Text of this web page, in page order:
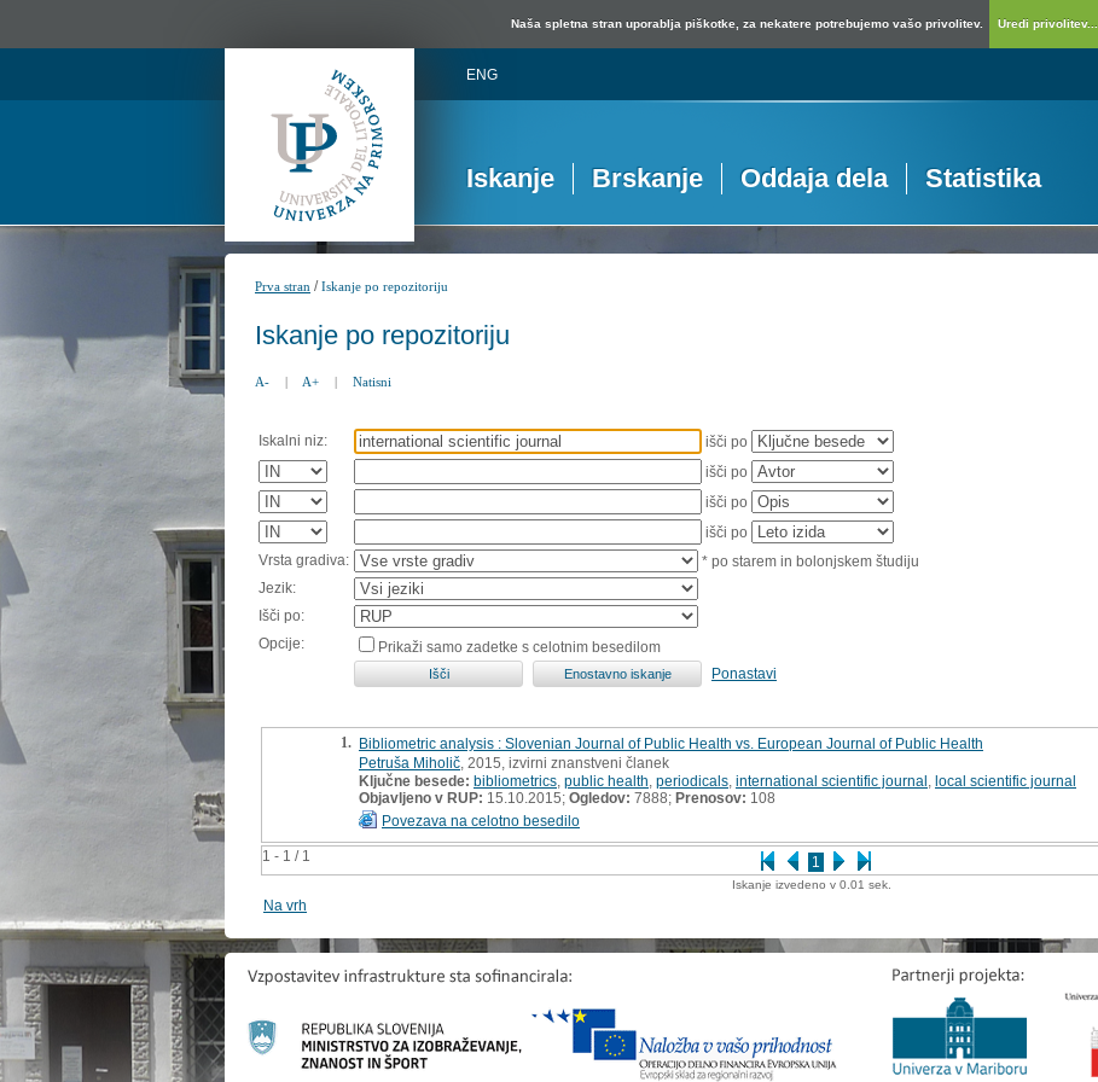
Naša spletna stran uporablja piškotke, za nekatere potrebujemo vašo privolitev. Uredi privolitev...
ENG
Iskanje Brskanje Oddaja dela Statistika
Prva stran /Iskanje po repozitoriju
Iskanje po repozitoriju
A- | A+ | Natisni
Iskalni niz:
išči po
išči po
išči po
išči po
Vrsta gradiva:
* po starem in bolonjskem študiju
Jezik:
Išči po:
Opcije:
Prikaži samo zadetke s celotnim besedilom
Ponastavi
1 - 1 / 1 1
1. Bibliometric analysis : Slovenian Journal of Public Health vs. European Journal of Public Health
Petruša Miholič , 2015, izvirni znanstveni članek
Ključne besede: bibliometrics public health periodicals international scientific journal local scientific journal
Objavljeno v RUP: 15.10.2015; Ogledov: 7888; Prenosov: 108
Povezava na celotno besedilo
Iskanje izvedeno v 0.01 sek.
Na vrh